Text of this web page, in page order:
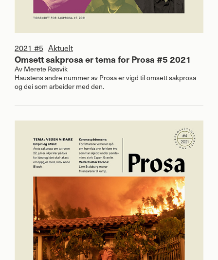
2021 #5 Aktuelt
Omsett sakprosa er tema for Prosa #5 2021
Av Merete Røsvik
Haustens andre nummer av Prosa er vigd til omsett sakprosa
og dei som arbeider med den.